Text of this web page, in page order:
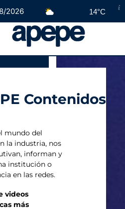
2026 14°C
Contenidos
mundo del
la industria, nos
informan y
institución o
en las redes.
videos
más